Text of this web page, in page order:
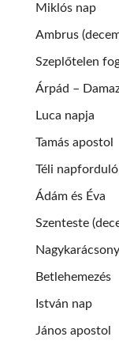
Miklós nap
Ambrus
Szeplőtelen
Árpád –
Luca napja
Tamás apostol
Téli napforduló
Ádám és Éva
Szenteste
Nagykarácsony
Betlehemezés
István nap
János apostol